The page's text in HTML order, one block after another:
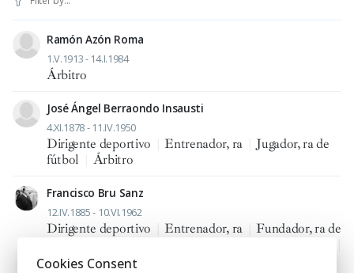
Ramón Azón Roma
1.V.1913 - 14.I.1984
Árbitro
José Ángel Berraondo Insausti
4.XI.1878 - 11.IV.1950
Dirigente deportivo Entrenador, ra
Jugador, ra de
fútbol
Árbitro
Francisco Bru Sanz
12.IV.1885 - 10.VI.1962
Dirigente deportivo | Entrenador, ra | Fundador, ra de
|
Árbitro
Cookies Consent